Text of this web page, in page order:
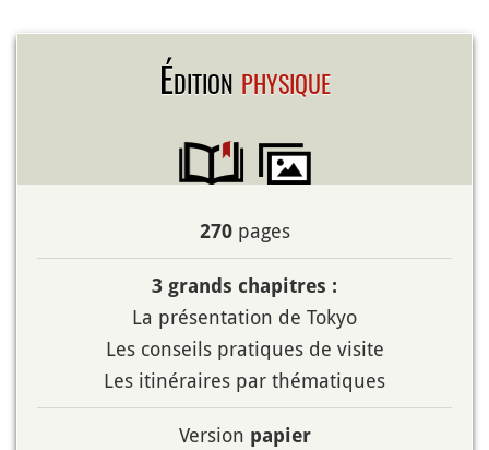
Éditionphysique
270pages
3 grands chapitres :
La présentation de Tokyo
Les conseils pratiques de visite
Les itinéraires par thématiques
Version papier